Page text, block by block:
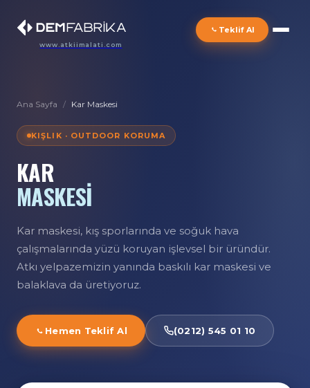
www.atkiimalati.com
Teklif Al
Ana Sayfa / Kar Maskesi
KIŞLIK · OUTDOOR KORUMA
KAR
MASKESİ
Kar maskesi, kış sporlarında ve soğuk hava
çalışmalarında yüzü koruyan işlevsel bir üründür.
Atkı yelpazemizin yanında baskılı kar maskesi ve
balaklava da üretiyoruz.
Hemen Teklif Al (0212) 545 01 10